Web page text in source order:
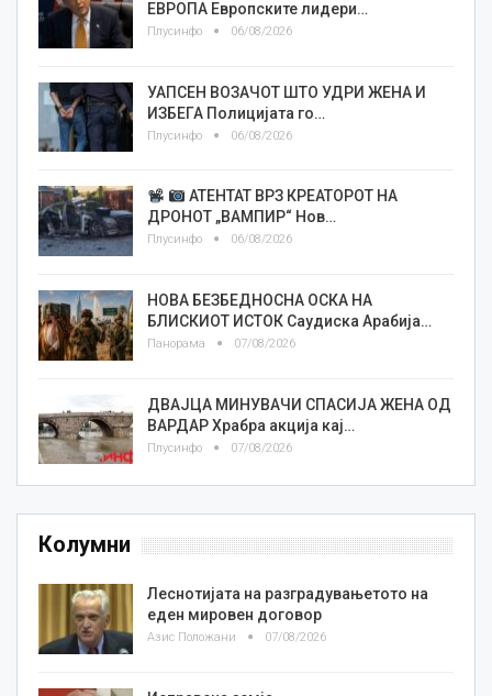
ЕВРОПА Европските лидери…
Плусинфо 06/08/2026
УАПСЕН ВОЗАЧОТ ШТО УДРИ ЖЕНА И
ИЗБЕГА Полицијата го…
Плусинфо 06/08/2026
АТЕНТАТ ВРЗ КРЕАТОРОТ НА
ДРОНОТ „ВАМПИР“ Нов…
Плусинфо 06/08/2026
НОВА БЕЗБЕДНОСНА ОСКА НА
БЛИСКИОТ ИСТОК Саудиска Арабија…
Панорама 07/08/2026
ДВАЈЦА МИНУВАЧИ СПАСИЈА ЖЕНА ОД
ВАРДАР Храбра акција кај…
Плусинфо 07/08/2026
Колумни
Леснотијата на разградувањетото на
еден мировен договор
Азис Положани 07/08/2026